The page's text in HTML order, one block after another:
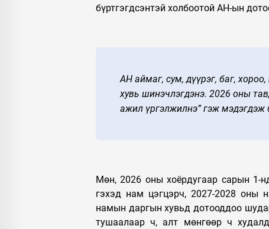
бүртгэгдсэнтэй холбоотой АН-ын
АН аймаг, сум, дүүрэг, баг,
хувь шинэчлэгдэнэ. 2026 оны
ажил үргэлжилнэ” гэж мэдэгдэж
Мөн, 2026 оны хоёрдугаар сарын 1-
гэхэд нам цэгцэрч, 2027-2028 оны
намын даргын хувьд дотооддоо
тушаалаар ч, алт мөнгөөр ч